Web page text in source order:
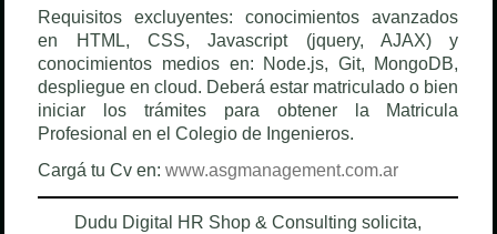
Requisitos excluyentes: conocimientos avanzados
en HTML, CSS, Javascript (jquery, AJAX) y
conocimientos medios en: Node.js, Git, MongoDB,
despliegue en cloud. Deberá estar matriculado o bien
iniciar los trámites para obtener la Matricula
Profesional en el Colegio de Ingenieros.
Cargá tu Cv en:www.asgmanagement.com.ar
Dudu Digital HR Shop & Consulting solicita,